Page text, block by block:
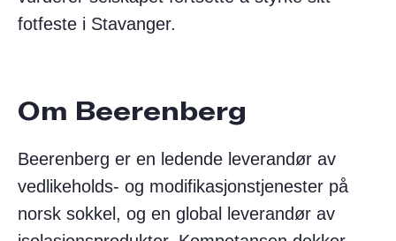
fotfeste i Stavanger.
Om Beerenberg
Beerenberg er en ledende leverandør av
vedlikeholds- og modifikasjonstjenester på
norsk sokkel, og en global leverandør av